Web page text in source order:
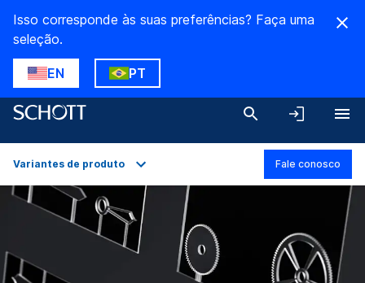
Isso corresponde às suas preferências? Faça uma
seleção.
EN PT
Apresentação
Aplicações
Variantes de produto Fale conosco